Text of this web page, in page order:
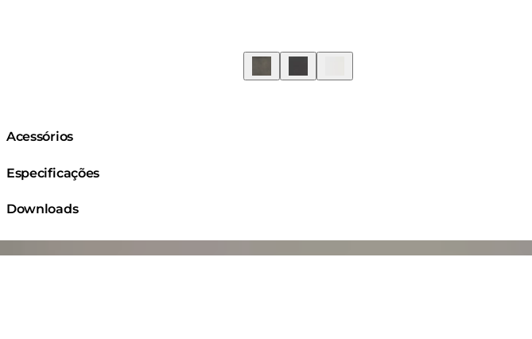
Acessórios
Especificações
Downloads